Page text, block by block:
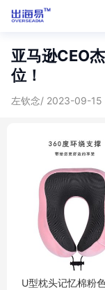
亚马逊CEO
位！
左钦念/ 2023-09-15
U型枕头记忆棉粉